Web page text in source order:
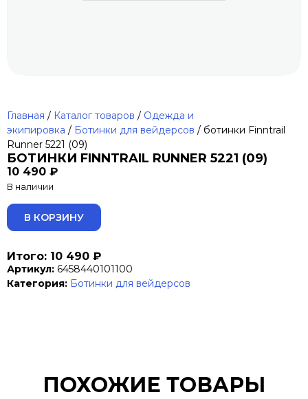
Главная / Каталог товаров / Одежда и
экипировка / Ботинки для вейдерсов / ботинки Finntrail
Runner 5221 (09)
БОТИНКИ FINNTRAIL RUNNER 5221 (09)
10 490 ₽
В наличии
В КОРЗИНУ
Итого: 10 490 ₽
Артикул: 6458440101100
Категория: Ботинки для вейдерсов
ПОХОЖИЕ ТОВАРЫ